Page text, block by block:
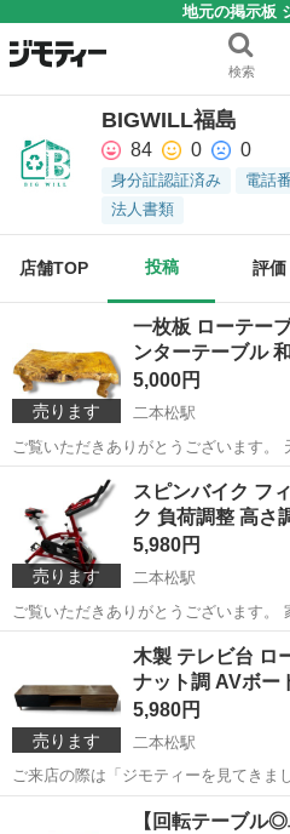
地元の掲示板
検索
BIGWILL福島
84 0 0
身分証認証済み 電話
法人書類
店舗TOP 投稿 評価
売ります
一枚板 ローテー
ンターテーブル
5,000円
二本松駅
ご覧いただきありがとうございます。 天然木の一枚板を使用した重厚
感のあるローテーブルです。 木目や
た存在感のある一品で、和室・古民
【商品詳細】 ・一枚板ローテ...
二本松市 二本松駅
売ります
スピンバイク フ
ク 負荷調整 高
5,980円
二本松駅
ご覧いただきありがとうございます。 家庭での有酸素運動やダイエッ
ト、体力づくりに最適なスピンバイクです。 【商品詳細】
イク ・カラー：レッド ・動作確認済み ・簡易
ドル高さ調整可能 ...
二本松市 二本松駅
リユース
売ります
木製 テレビ台 ロ
ナット調 AVボー
5,980円
二本松駅
ご来店の際は「ジモティーを見てき
＊＊ ＊ ＊＊ ＊ ＊＊ 落ち着いたウォールナット調デザインの木
二本松市 二本松駅
【回転テーブル